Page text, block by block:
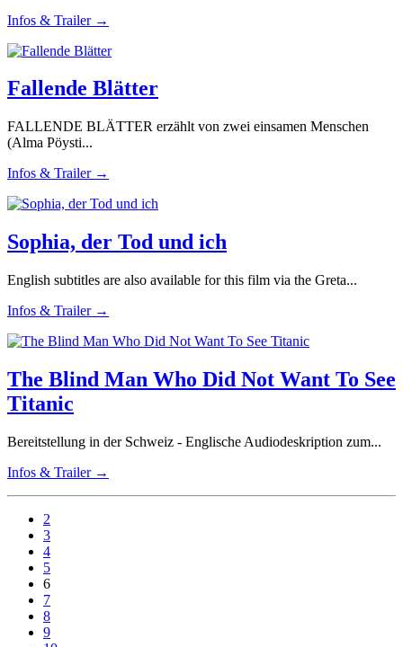
Infos & Trailer →
Fallende Blätter
FALLENDE BLÄTTER erzählt von zwei einsamen Menschen
(Alma Pöysti...
Infos & Trailer →
Sophia, der Tod und ich
English subtitles are also available for this film via the Greta...
Infos & Trailer →
The Blind Man Who Did Not Want To See
Titanic
Bereitstellung in der Schweiz - Englische Audiodeskription zum...
Infos & Trailer →
2
3
4
5
6
7
8
9